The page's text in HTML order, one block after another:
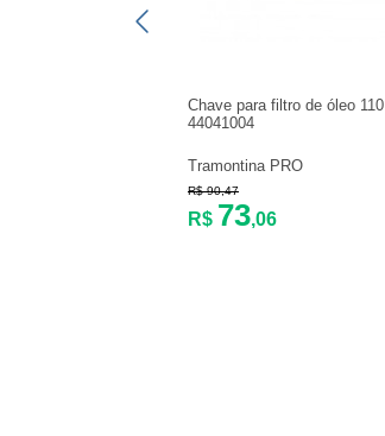
Chave para filtro de óleo
44041004
Tramontina PRO
R$ 90,47
R$ 73,06